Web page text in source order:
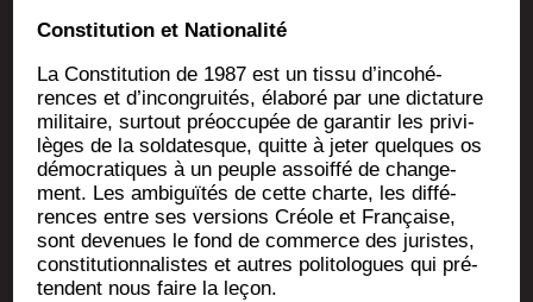
Consti­tu­tion et Nationalité
La Consti­tu­tion de 1987 est un tis­su d’in­co­hé­
rences et d’in­con­grui­tés, éla­bo­ré par une dic­ta­ture
mili­taire, sur­tout pré­oc­cu­pée de garan­tir les pri­vi­
lèges de la sol­da­tesque, quitte à jeter quelques os
démo­cra­tiques à un peuple assoif­fé de chan­ge­
ment. Les ambi­guï­tés de cette charte, les dif­fé­
rences entre ses ver­sions Créole et Fran­çaise,
sont deve­nues le fond de com­merce des juristes,
consti­tu­tion­na­listes et autres poli­to­logues qui pré­
tendent nous faire la leçon.